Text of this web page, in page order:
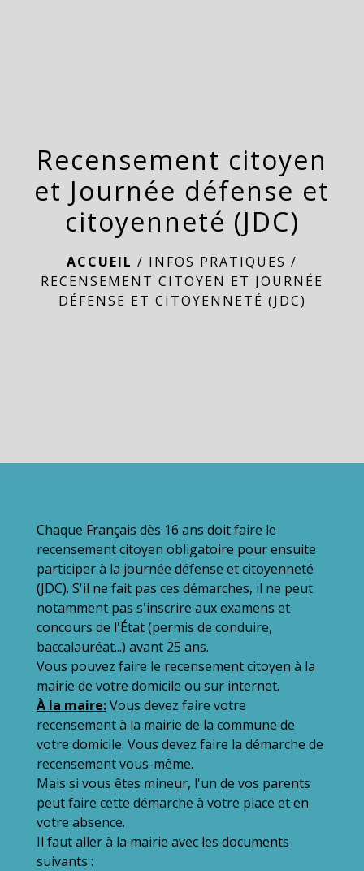
Recensement citoyen
et Journée défense et
citoyenneté (JDC)
ACCUEIL / INFOS PRATIQUES /
RECENSEMENT CITOYEN ET JOURNÉE
DÉFENSE ET CITOYENNETÉ (JDC)
Chaque Français dès 16 ans doit faire le
recensement citoyen obligatoire pour ensuite
participer à la journée défense et citoyenneté
(JDC). S'il ne fait pas ces démarches, il ne peut
notamment pas s'inscrire aux examens et
concours de l'État (permis de conduire,
baccalauréat...) avant 25 ans.
Vous pouvez faire le recensement citoyen à la
mairie de votre domicile ou sur internet.
À la maire:Vous devez faire votre
recensement à la mairie de la commune de
votre domicile. Vous devez faire la démarche de
recensement vous-même.
Mais si vous êtes mineur, l'un de vos parents
peut faire cette démarche à votre place et en
votre absence.
Il faut aller à la mairie avec les documents
suivants :